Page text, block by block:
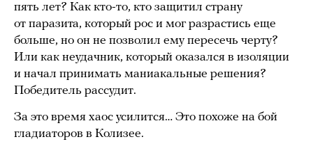
пять лет? Как кто-то, кто защитил страну
от паразита, который рос и мог разрастись еще
больше, но он не позволил ему пересечь черту?
Или как неудачник, который оказался в изоляции
и начал принимать маниакальные решения?
Победитель рассудит.
За это время хаос усилится… Это похоже на бой
гладиаторов в Колизее.